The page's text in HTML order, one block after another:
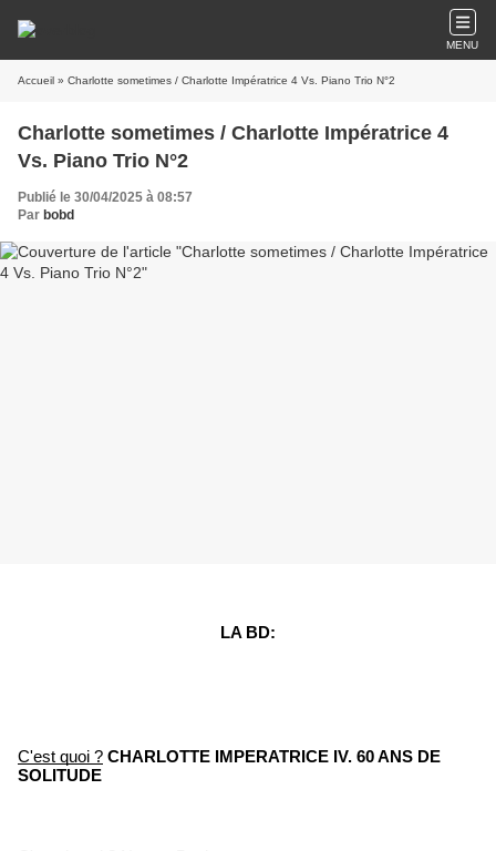
MENU
Accueil » Charlotte sometimes / Charlotte Impératrice 4 Vs. Piano Trio N°2
Charlotte sometimes / Charlotte Impératrice 4
Vs. Piano Trio N°2
Publié le 30/04/2025 à 08:57
Par bobd
LA BD:
C'est quoi ? CHARLOTTE IMPERATRICE IV. 60 ANS DE
SOLITUDE